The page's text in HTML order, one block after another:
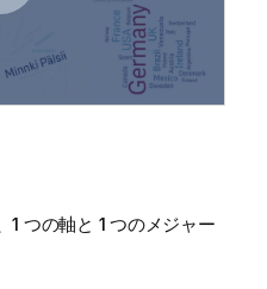
1 つの軸と 1 つのメジャー